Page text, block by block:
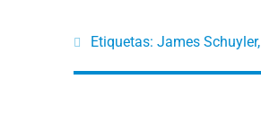
Etiquetas: James Schuyler,